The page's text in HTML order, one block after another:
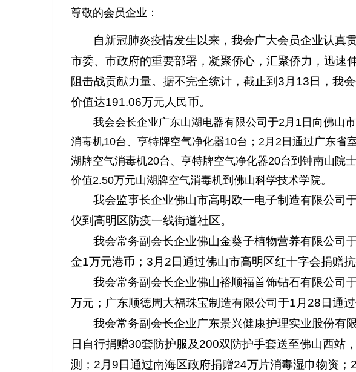
尊敬的会员企业：
自新冠肺炎疫情发生以来，我会广大会员企业认真
市委、市政府的重要部署，凝聚侨心，汇聚侨力，迅速
阻击战贡献力量。据不完全统计，截止到3月13日，我
价值达191.06万元人民币。
我会会长企业广东山湖电器有限公司于2 月1日向佛山
消毒机10台、亨特牌空气净化器10台；2月2日通过广东省
湖牌空气消毒机20台、亨特牌空气净化器20台到钟南山院
价值2.50万元山湖牌空气消毒机到佛山科学技术学院。
我会监事长企业佛山市高明欧一电子制造有限公司
仪到高明区防疫一线街道社区。
我会常务副会长企业佛山金葵子植物营养有限公司
金1万元港币；3月2日通过佛山市高明区红十字会捐赠抗
我会常务副会长企业佛山裕顺福首饰钻石有限公司
万元；广东顺德周大福珠宝制造有限公司于1月28日通
我会常务副会长企业广东景兴健康护理实业股份有
日自行捐赠30套防护服及200双防护手套送至佛山西站
测；2月9日通过南海区政府捐赠24万片消毒湿巾物资